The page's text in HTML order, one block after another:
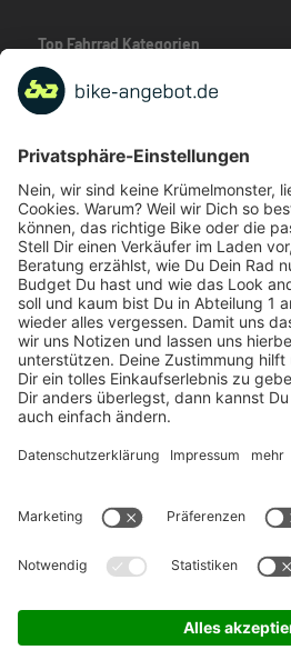
Top Fahrrad Kategorien
Beliebte Fahrrad-Kategorien
Marken-Highlights
TOP-Marken
ZAHLUNGSARTEN / RATENKAUF
FÜR ARBEITGEBER & ARBEITNEHMER